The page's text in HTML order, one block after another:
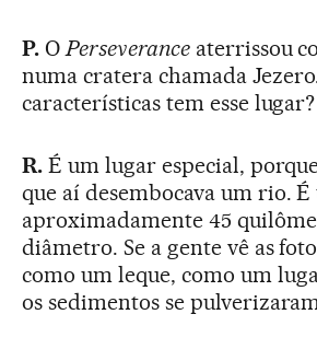
P. OPerseveranceaterrissou
numa cratera chamada
características tem esse lugar?
R. É um lugar especial,
que aí desembocava um rio.
aproximadamente 45
diâmetro. Se a gente vê as
como um leque, como um
os sedimentos se